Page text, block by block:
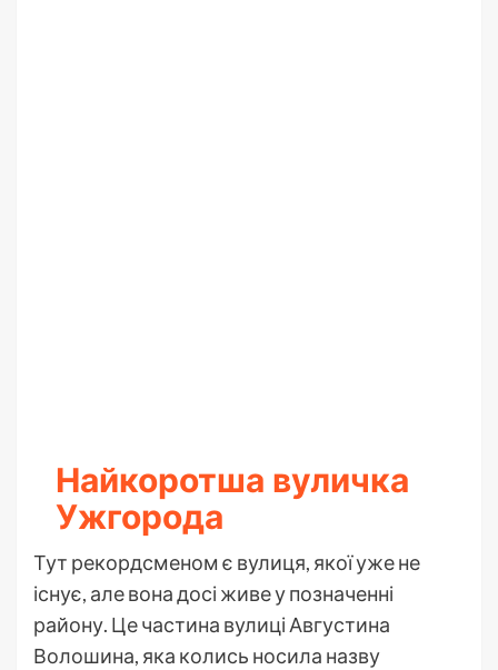
Найкоротша вуличка
Ужгорода
Тут рекордсменом є вулиця, якої уже не
існує, але вона досі живе у позначенні
району. Це частина вулиці Августина
Волошина, яка колись носила назву